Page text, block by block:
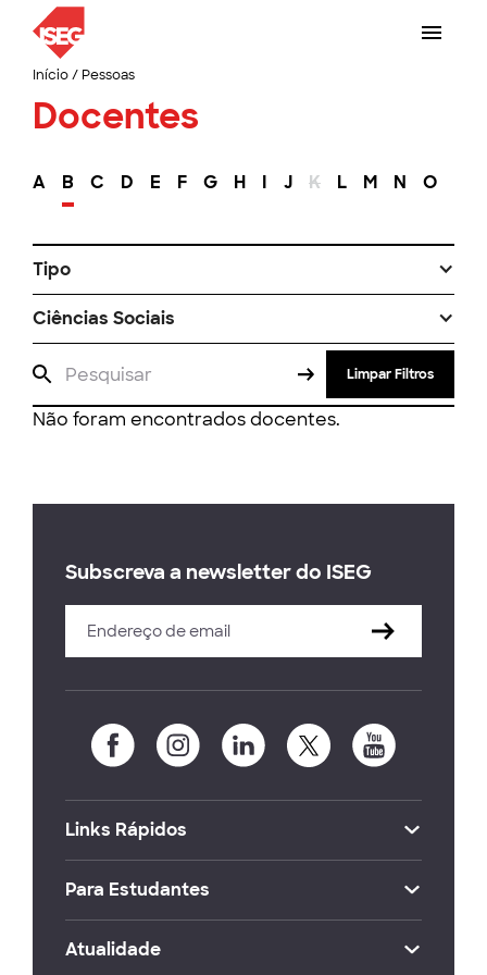
Início/ Pessoas
Docentes
A B C D E F G H I J K L M N O
Tipo
Ciências Sociais
Limpar Filtros
Não foram encontrados docentes.
Subscreva a newsletter do ISEG
Links Rápidos
Para Estudantes
Atualidade